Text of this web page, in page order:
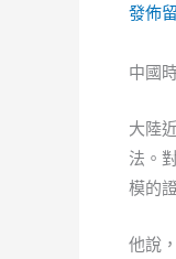
發佈
中國
大陸
法。
模的
他說